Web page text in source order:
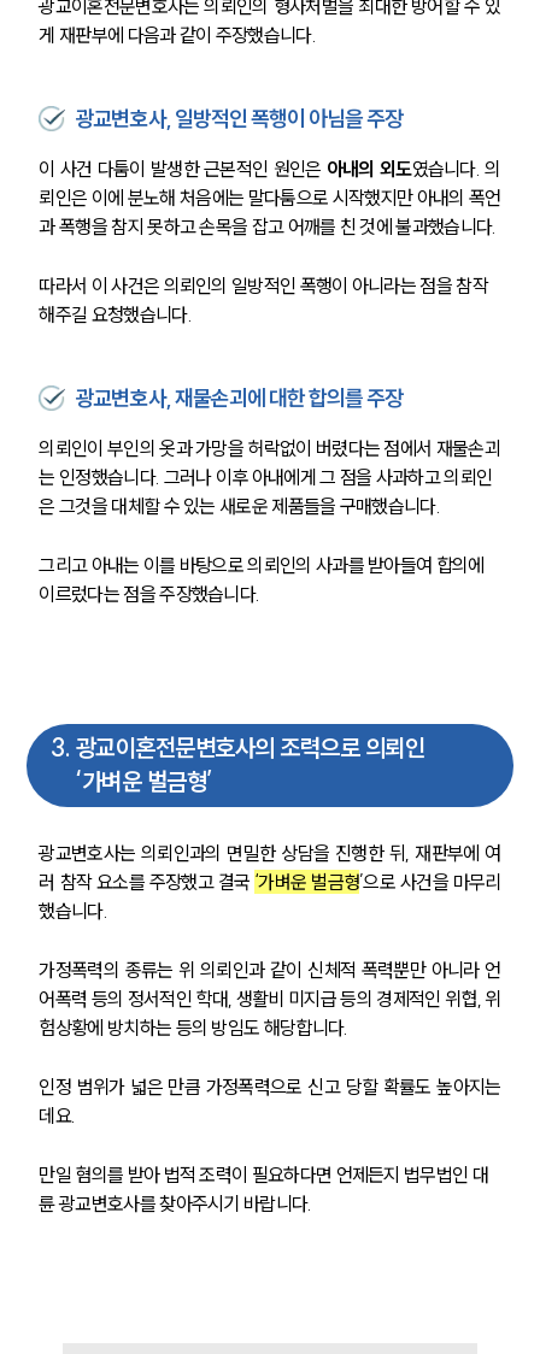
광교이혼전문변호사는 의뢰인의 형사처벌을 최대한 방어할 수 있
게 재판부에 다음과 같이 주장했습니다.
광교변호사, 일방적인 폭행이 아님을 주장
이 사건 다툼이 발생한 근본적인 원인은 아내의 외도였습니다. 의
뢰인은 이에 분노해 처음에는 말다툼으로 시작했지만 아내의 폭언
과 폭행을 참지 못하고 손목을 잡고 어깨를 친 것에 불과했습니다.
따라서 이 사건은 의뢰인의 일방적인 폭행이 아니라는 점을 참작
해주길 요청했습니다.
광교변호사, 재물손괴에 대한 합의를 주장
의뢰인이 부인의 옷과 가망을 허락없이 버렸다는 점에서 재물손괴
는 인정했습니다. 그러나 이후 아내에게 그 점을 사과하고 의뢰인
은 그것을 대체할 수 있는 새로운 제품들을 구매했습니다.
그리고 아내는 이를 바탕으로 의뢰인의 사과를 받아들여 합의에
이르렀다는 점을 주장했습니다.
3. 광교이혼전문변호사의 조력으로 의뢰인
‘가벼운 벌금형’
광교변호사는 의뢰인과의 면밀한 상담을 진행한 뒤, 재판부에 여
러 참작 요소를 주장했고 결국 ‘가벼운 벌금형’으로 사건을 마무리
했습니다.
가정폭력의 종류는 위 의뢰인과 같이 신체적 폭력뿐만 아니라 언
어폭력 등의 정서적인 학대, 생활비 미지급 등의 경제적인 위협, 위
험상황에 방치하는 등의 방임도 해당합니다.
인정 범위가 넓은 만큼 가정폭력으로 신고 당할 확률도 높아지는
데요.
만일 혐의를 받아 법적 조력이 필요하다면 언제든지 법무법인 대
륜 광교변호사를 찾아주시기 바랍니다.